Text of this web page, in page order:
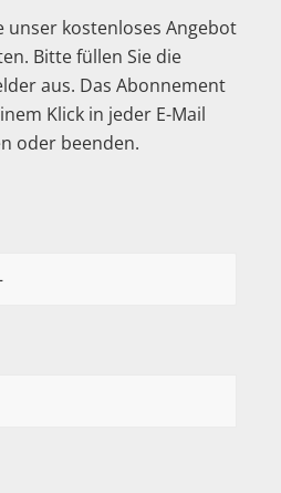
unser kostenloses Angebot
Bitte füllen Sie die
aus. Das Abonnement
Klick in jeder E-Mail
oder beenden.